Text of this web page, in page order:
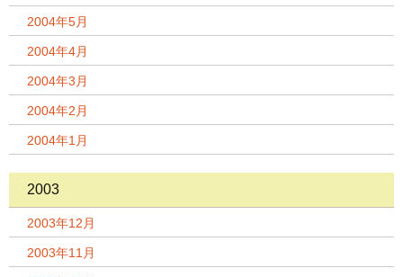
2004年5月
2004年4月
2004年3月
2004年2月
2004年1月
2003
2003年12月
2003年11月